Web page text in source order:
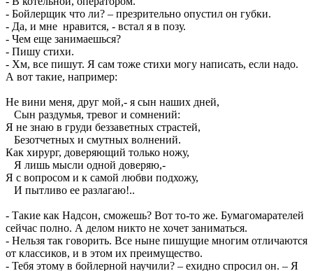
- Бойлерщик что ли? – презрительно опустил он губки.
- Да, и мне нравится, - встал я в позу.
- Чем еще занимаешься?
- Пишу стихи.
- Хм, все пишут. Я сам тоже стихи могу написать, если надо.
А вот такие, например:
Не вини меня, друг мой,- я сын наших дней,
Сын раздумья, тревог и сомнений:
Я не знаю в груди беззаветных страстей,
Безотчетных и смутных волнений.
Как хирург, доверяющий только ножу,
Я лишь мысли одной доверяю,-
Я с вопросом и к самой любви подхожу,
И пытливо ее разлагаю!..
- Такие как Надсон, сможешь? Вот то-то же. Бумагомарателей
сейчас полно. А делом никто не хочет заниматься.
- Нельзя так говорить. Все ныне пишущие многим отличаются
от классиков, и в этом их преимущество.
- Тебя этому в бойлерной научили? – ехидно спросил он. – Я